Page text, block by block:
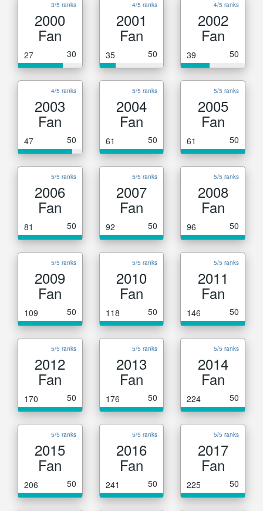
3/5 ranks
2000
Fan
27 30
4/5 ranks
2001
Fan
35 50
4/5 ranks
2002
Fan
39 50
4/5 ranks
2003
Fan
47 50
5/5 ranks
2004
Fan
61 50
5/5 ranks
2005
Fan
61 50
5/5 ranks
2006
Fan
81 50
5/5 ranks
2007
Fan
92 50
5/5 ranks
2008
Fan
96 50
5/5 ranks
2009
Fan
109 50
5/5 ranks
2010
Fan
118 50
5/5 ranks
2011
Fan
146 50
5/5 ranks
2012
Fan
170 50
5/5 ranks
2013
Fan
176 50
5/5 ranks
2014
Fan
224 50
5/5 ranks
2015
Fan
206 50
5/5 ranks
2016
Fan
241 50
5/5 ranks
2017
Fan
225 50